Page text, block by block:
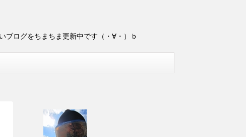
ブログをちまちま更新中です（・∀・）ｂ